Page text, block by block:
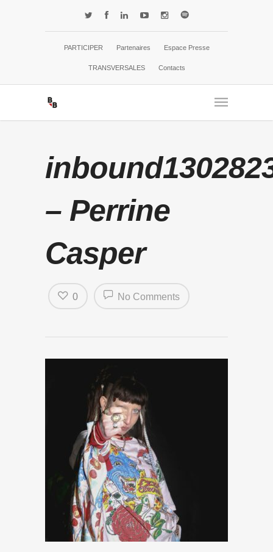
PARTICIPER Partenaires Espace Presse
TRANSVERSALES Contacts
– Perrine
Casper
No Comments
0